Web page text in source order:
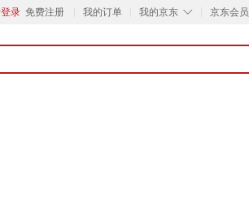
录 免费注册 我的订单 ◇
我的京东 京东会员